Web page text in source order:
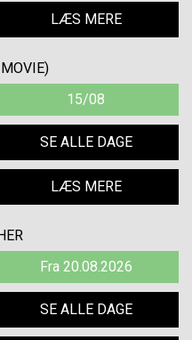
LÆS MERE
15/08
SE ALLE DAGE
LÆS MERE
Fra 20.08.2026
SE ALLE DAGE